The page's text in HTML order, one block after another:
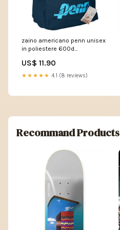
zaino americano penn unisex
in poliestere 600d
69807bee43eca
DL502610GC
US$ 11.90
★★★★★ 4.1 (8 reviews)
Recommand Products